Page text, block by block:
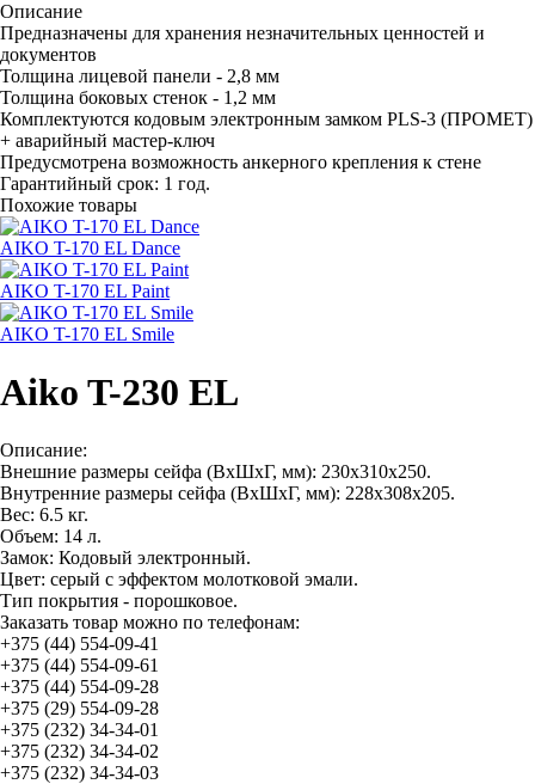
Описание
Предназначены для хранения незначительных ценностей и
документов
Толщина лицевой панели - 2,8 мм
Толщина боковых стенок - 1,2 мм
Комплектуются кодовым электронным замком PLS-3 (ПРОМЕТ)
+ аварийный мастер-ключ
Предусмотрена возможность анкерного крепления к стене
Гарантийный срок: 1 год.
Похожие товары
AIKO T-170 EL Dance
AIKO T-170 EL Paint
AIKO T-170 EL Smile
Aiko T-230 EL
Описание:
Внешние размеры сейфа (ВхШхГ, мм): 230x310x250.
Внутренние размеры сейфа (ВхШхГ, мм): 228x308x205.
Вес: 6.5 кг.
Объем: 14 л.
Замок: Кодовый электронный.
Цвет: серый с эффектом молотковой эмали.
Тип покрытия - порошковое.
Заказать товар можно по телефонам:
+375 (44) 554-09-41
+375 (44) 554-09-61
+375 (44) 554-09-28
+375 (29) 554-09-28
+375 (232) 34-34-01
+375 (232) 34-34-02
+375 (232) 34-34-03